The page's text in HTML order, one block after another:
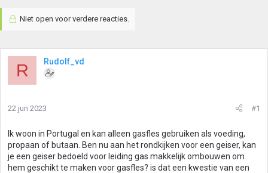
Niet open voor verdere reacties.
R Rudolf_vd
22 jun 2023 #1
Ik woon in Portugal en kan alleen gasfles gebruiken als voeding,
propaan of butaan. Ben nu aan het rondkijken voor een geiser, kan
je een geiser bedoeld voor leiding gas makkelijk ombouwen om
hem geschikt te maken voor gasfles? is dat een kwestie van een